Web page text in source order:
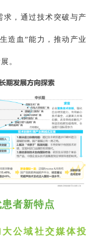
求，通过技术突破与产
造血”能力，推动产业
。
者新特点
公域社交媒体投